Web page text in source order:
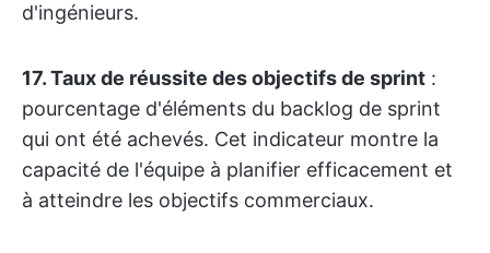
d'ingénieurs.
17. Taux de réussite des objectifs de sprint :
pourcentage d'éléments du backlog de sprint
qui ont été achevés. Cet indicateur montre la
capacité de l'équipe à planifier efficacement et
à atteindre les objectifs commerciaux.